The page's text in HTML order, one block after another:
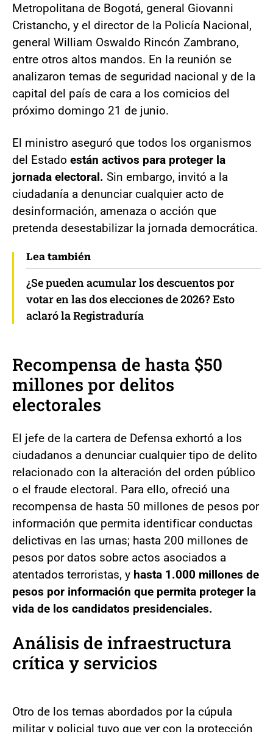
Metropolitana de Bogotá, general Giovanni
Cristancho, y el director de la Policía Nacional,
general William Oswaldo Rincón Zambrano,
entre otros altos mandos. En la reunión se
analizaron temas de seguridad nacional y de la
capital del país de cara a los comicios del
próximo domingo 21 de junio.
El ministro aseguró que todos los organismos
del Estado están activos para proteger la
jornada electoral. Sin embargo, invitó a la
ciudadanía a denunciar cualquier acto de
desinformación, amenaza o acción que
pretenda desestabilizar la jornada democrática.
Lea también
¿Se pueden acumular los descuentos por
votar en las dos elecciones de 2026? Esto
aclaró la Registraduría
Recompensa de hasta $50
millones por delitos
electorales
El jefe de la cartera de Defensa exhortó a los
ciudadanos a denunciar cualquier tipo de delito
relacionado con la alteración del orden público
o el fraude electoral. Para ello, ofreció una
recompensa de hasta 50 millones de pesos por
información que permita identificar conductas
delictivas en las urnas; hasta 200 millones de
pesos por datos sobre actos asociados a
atentados terroristas, y hasta 1.000 millones de
pesos por información que permita proteger la
vida de los candidatos presidenciales.
Análisis de infraestructura
crítica y servicios
Otro de los temas abordados por la cúpula
militar y policial tuvo que ver con la protección